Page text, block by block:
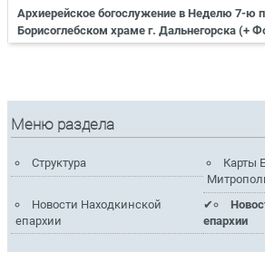
Архиерейское богослужение в Неделю 7-ю
Борисоглебском храме г. Дальнегорска (+
Меню раздела
Структура
Карты
Новости Находкинской
епархии
епархии